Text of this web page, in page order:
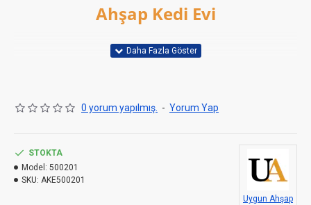
Ahşap Kedi Evi
0 yorum yapılmış. - Yorum Yap
STOKTA
Model: 500201
SKU: AKE500201
Uygun Ahşap